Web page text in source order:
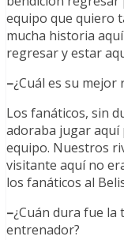
equipo que quiero
mucha historia
regresar y estar
–¿Cuál es su mejor
Los fanáticos, sin
adoraba jugar aquí
equipo. Nuestros
visitante aquí no
los fanáticos al
–¿Cuán dura fue
entrenador?